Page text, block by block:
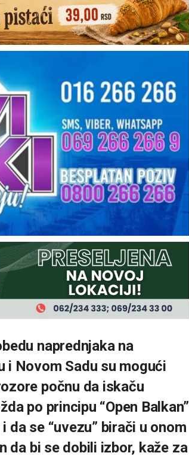
naprednjaka na
i Novom Sadu su mogući
počnu da iskaču
po principu “Open Balkan”
i da se “uvezu” birači u onom
da bi se dobili izbor, kaže za